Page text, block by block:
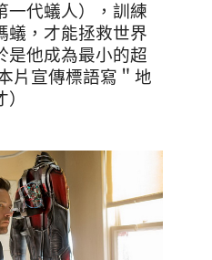
一代蟻人），訓練
蟻，才能拯救世界
是他成為最小的超
片宣傳標語寫＂地